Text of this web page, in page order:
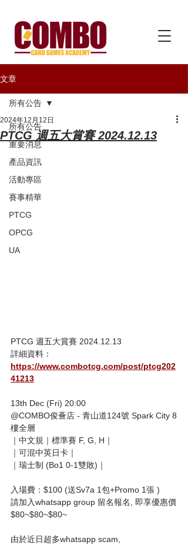
文章
所有公告
重要消息
產品資訊
活動專區
賽事精華
PTCG
OPCG
UA
所有公告
PTCG 週五大賞賽 2024.12.13
2024年12月12日
PTCG 週五大賞賽 2024.12.13
詳細資料：
https://www.combotcg.com/post/ptcg202
41213
13th Dec (Fri) 20:00
@COMBO俊薈店 - 青山道124號 Spark City 8
樓全層
｜中文規｜標準賽 F, G, H｜
｜可混中英日卡｜
｜瑞士制 (Bo1 0-1雙敗)｜
入場費：$100 (送Sv7a 1包+Promo 1張 )
請加入whatsapp group 留名報名, 即享優惠價
$80~$80~$80~
由於近日超多whatsapp scam,